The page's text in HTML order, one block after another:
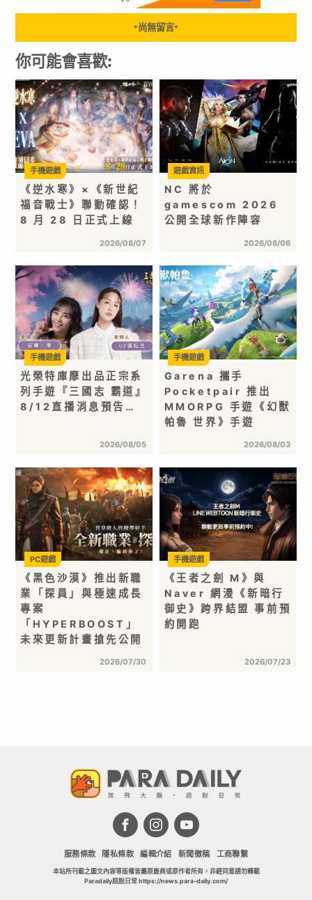
▼ 尚無留言▼
你可能會喜歡:
《逆水寒》×《新世紀
福音戰士》聯動確認！
8 月 28 日正式上線
2026/08/07
手機遊戲
NC 將於
gamescom 2026
公開全球新作陣容
2026/08/06
遊戲資訊
光榮特庫摩出品正宗系
列手遊『三國志 霸道』
8/12直播消息預告…
2026/08/05
手機遊戲
Garena 攜手
Pocketpair 推出
MMORPG 手遊《幻獸
帕魯 世界》手遊
2026/08/03
手機遊戲
《黑色沙漠》推出新職
業「探員」與極速成長
專案
「HYPERBOOST」
未來更新計畫搶先公開
2026/07/30
PC遊戲
《王者之劍 M》與
Naver 網漫《新暗行
御史》跨界結盟 事前預
約開跑
2026/07/23
手機遊戲
服務條款 隱私條款 編輯介紹 新聞徵稿 工商聯繫
本站所刊載之圖文內容等版權皆屬原廠商或原作者所有，非經同意請勿轉載
Paradaily超脫日常 https://news.para-daily.com/